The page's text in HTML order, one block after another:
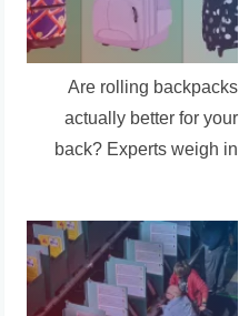
Are rolling backpacks
actually better for your
back? Experts weigh in